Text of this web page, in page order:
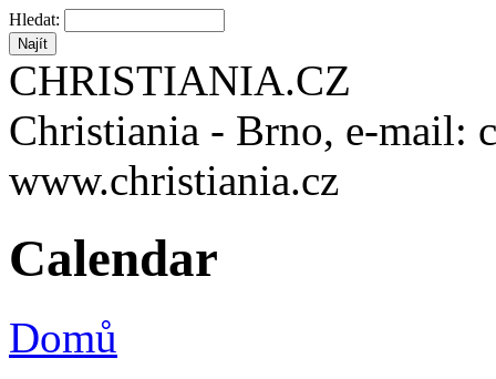
Hledat:
CHRISTIANIA.CZ
Christiania - Brno, e-mail:
www.christiania.cz
Calendar
Domů